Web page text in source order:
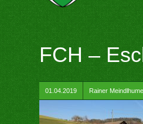
FCH –
01.04.2019 Rainer